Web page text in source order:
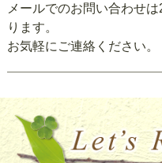
メールでのお問い合わせ
ります。
お気軽にご連絡ください。